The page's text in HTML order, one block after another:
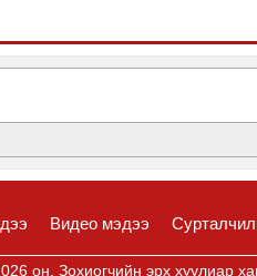
Видео мэдээ
он. Зохиогчийн эрх хуулиар